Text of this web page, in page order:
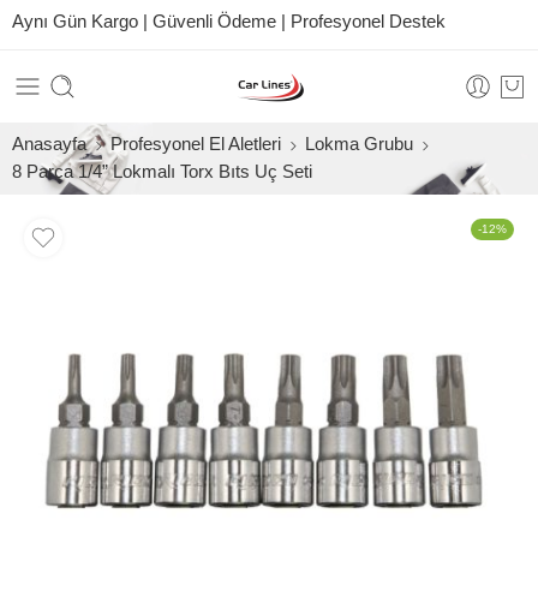
Aynı Gün Kargo | Güvenli Ödeme | Profesyonel Destek
Anasayfa Profesyonel El Aletleri
Lokma Grubu
8 Parça 1/4” Lokmalı Torx Bıts Uç Seti
-12%